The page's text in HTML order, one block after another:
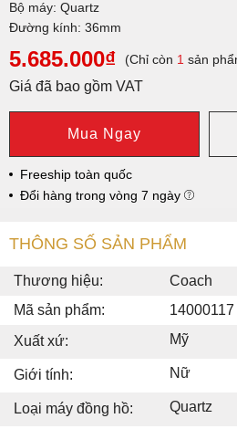
Bộ máy: Quartz
Đường kính: 36mm
5.685.000₫ (Chỉ còn 1 sản
Giá đã bao gồm VAT
Mua Ngay
Freeship toàn quốc
Đổi hàng trong vòng 7 ngày
THÔNG SỐ SẢN PHẨM
Thương hiệu:
Coach
Mã sản phẩm:
14000117
Xuất xứ:
Mỹ
Giới tính: Nữ
Loại máy đồng hồ: Quartz